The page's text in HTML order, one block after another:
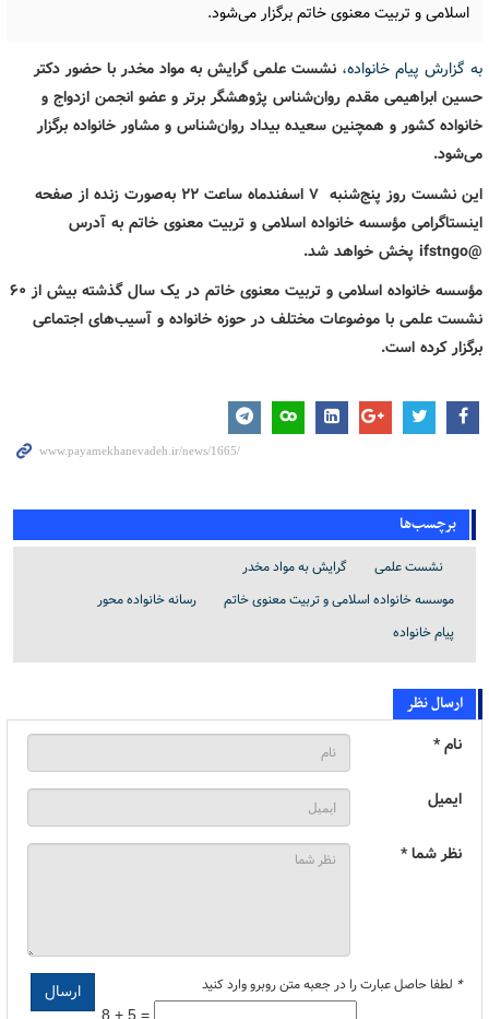
اسلامی و تربیت معنوی خاتم برگزار می‌شود.
به گزارش پیام خانواده، نشست علمی گرایش به مواد مخدر با حضور دکتر
حسین ابراهیمی مقدم روان‌شناس پژوهشگر برتر و عضو انجمن ازدواج و
خانواده کشور و همچنین سعیده بیداد روان‌شناس و مشاور خانواده برگزار
می‌شود.
این نشست روز پنج‌شنبه 7 اسفندماه ساعت 22 به‌صورت زنده از صفحه
اینستاگرامی مؤسسه خانواده اسلامی و تربیت معنوی خاتم به آدرس
@ifstngo
پخش خواهد شد.
مؤسسه خانواده اسلامی و تربیت معنوی خاتم در یک سال گذشته بیش از 60
نشست علمی با موضوعات مختلف در حوزه خانواده و آسیب‌های اجتماعی
برگزار کرده است.
برچسب‌ها
نشست علمی
گرایش به مواد مخدر
موسسه خانواده اسلامی و تربیت معنوی خاتم
رسانه خانواده محور
پیام خانواده
ارسال نظر
نام *
ایمیل
نظر شما *
* لطفا حاصل عبارت را در جعبه متن روبرو وارد کنید
8 + 5 =